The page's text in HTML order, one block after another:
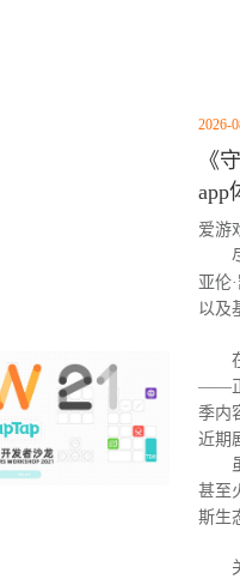
2026-
《
app
爱游
尽
亚伦
以及
在
——正
季内
近期
虽
甚至
斯生
关